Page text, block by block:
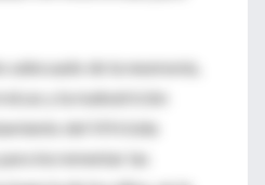
adecuado de la neumonía,
y la malnutrición
del VIH/sida
incrementar las